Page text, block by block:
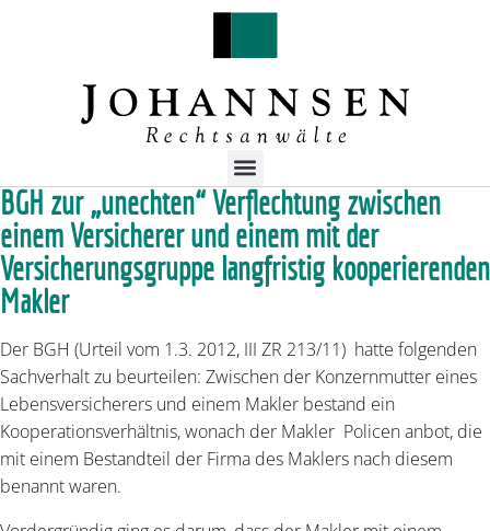
BGH zur „unechten“ Verflechtung zwischen
einem Versicherer und einem mit der
Versicherungsgruppe langfristig kooperierenden
Makler
Der BGH (Urteil vom 1.3. 2012, III ZR 213/11) hatte folgenden
Sachverhalt zu beurteilen: Zwischen der Konzernmutter eines
Lebensversicherers und einem Makler bestand ein
Kooperationsverhältnis, wonach der Makler Policen anbot, die
mit einem Bestandteil der Firma des Maklers nach diesem
benannt waren.